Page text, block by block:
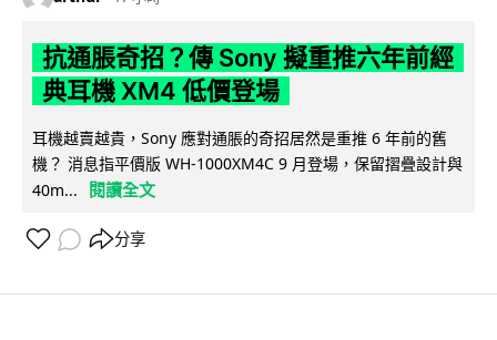
抗通脹奇招？傳 Sony 擬重推六年前經
典耳機 XM4 低價登場
耳機越賣越貴，Sony 應對通脹的奇招居然是重推 6 年前的舊
機？ 消息指平價版 WH-1000XM4C 9 月登場，保留摺疊設計與
40m...
閱讀全文
分享